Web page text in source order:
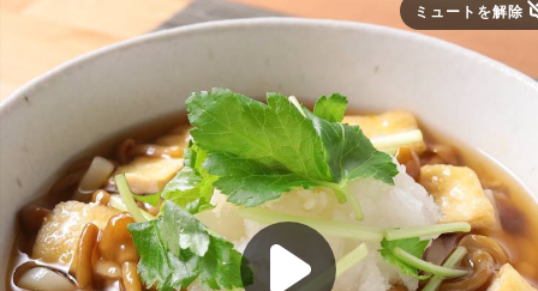
ミュートを解除